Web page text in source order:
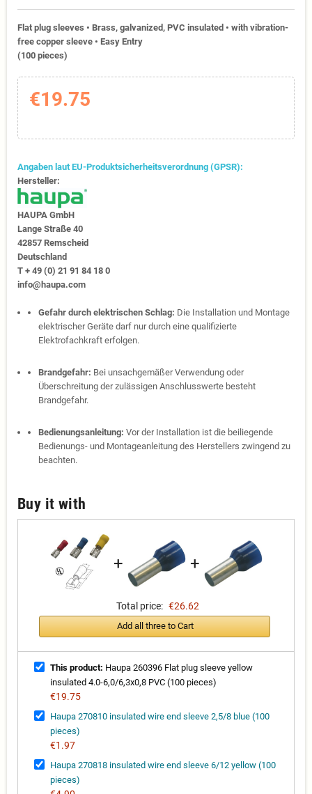
Flat plug sleeves • Brass, galvanized, PVC insulated • with vibration-
free copper sleeve • Easy Entry
(100 pieces)
€19.75
Angaben laut EU-Produktsicherheitsverordnung (GPSR):
Hersteller:
HAUPA GmbH
Lange Straße 40
42857 Remscheid
Deutschland
T + 49 (0) 21 91 84 18 0
info@haupa.com
Gefahr durch elektrischen Schlag: Die Installation und Montage
elektrischer Geräte darf nur durch eine qualifizierte
Elektrofachkraft erfolgen.
Brandgefahr: Bei unsachgemäßer Verwendung oder
Überschreitung der zulässigen Anschlusswerte besteht
Brandgefahr.
Bedienungsanleitung: Vor der Installation ist die beiliegende
Bedienungs- und Montageanleitung des Herstellers zwingend zu
beachten.
Buy it with
+ +
Total price: €26.62
Add all three to Cart
This product: Haupa 260396 Flat plug sleeve yellow
insulated 4.0-6,0/6,3x0,8 PVC (100 pieces)
€19.75
Haupa 270810 insulated wire end sleeve 2,5/8 blue (100
pieces)
€1.97
Haupa 270818 insulated wire end sleeve 6/12 yellow (100
pieces)